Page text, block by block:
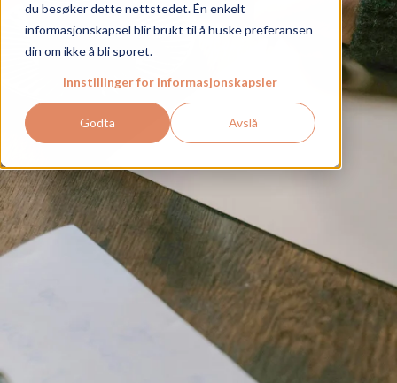
du besøker dette nettstedet. Én enkelt
informasjonskapsel blir brukt til å huske preferansen
din om ikke å bli sporet.
Innstillinger for informasjonskapsler
Godta Avslå